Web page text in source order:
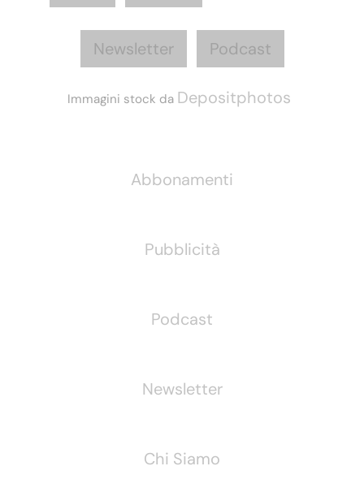
Newsletter Podcast
Immagini stock da Depositphotos
Abbonamenti
Pubblicità
Podcast
Newsletter
Chi Siamo